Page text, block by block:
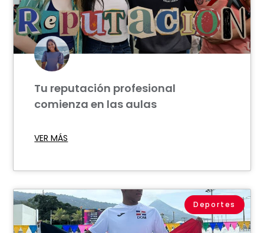
Tu reputación profesional
comienza en las aulas
VER MÁS
Deportes